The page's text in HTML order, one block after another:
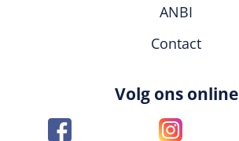
ANBI
Contact
Volg ons online